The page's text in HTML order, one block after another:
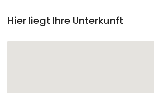
Hier liegt Ihre Unterkunft